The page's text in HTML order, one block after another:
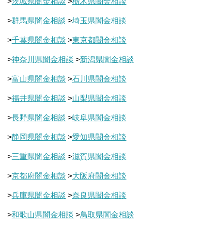
>群馬県闇金相談 >埼玉県闇金相談
>千葉県闇金相談 >東京都闇金相談
>神奈川県闇金相談 >新潟県闇金相談
>富山県闇金相談 >石川県闇金相談
>福井県闇金相談 >山梨県闇金相談
>長野県闇金相談 >岐阜県闇金相談
>静岡県闇金相談 >愛知県闇金相談
>三重県闇金相談 >滋賀県闇金相談
>京都府闇金相談 >大阪府闇金相談
>兵庫県闇金相談 >奈良県闇金相談
>和歌山県闇金相談 >鳥取県闇金相談